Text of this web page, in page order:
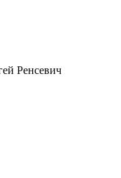
Ренсевич